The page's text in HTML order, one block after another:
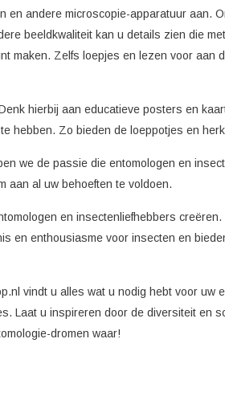
andere microscopie-apparatuur aan.
beeldkwaliteit kan u details zien die
Zelfs loepjes en lezen voor aan
hierbij aan educatieve posters en
hebben. Zo bieden de loeppotjes en
we de passie die entomologen en
aan al uw behoeften te voldoen.
en insectenliefhebbers
en enthousiasme voor insecten en
vindt u alles wat u nodig hebt voor uw
Laat u inspireren door de diversiteit en
dromen waar!